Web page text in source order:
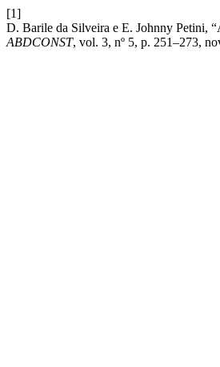
[1]
D. Barile da Silveira e E. Johnny
ABDCONST, vol. 3, nº 5, p. 251–273,